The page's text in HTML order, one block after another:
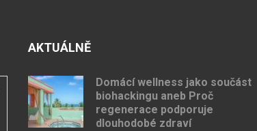
AKTUÁLNĚ
Domácí wellness jako součást
biohackingu aneb Proč
regenerace podporuje
dlouhodobé zdraví